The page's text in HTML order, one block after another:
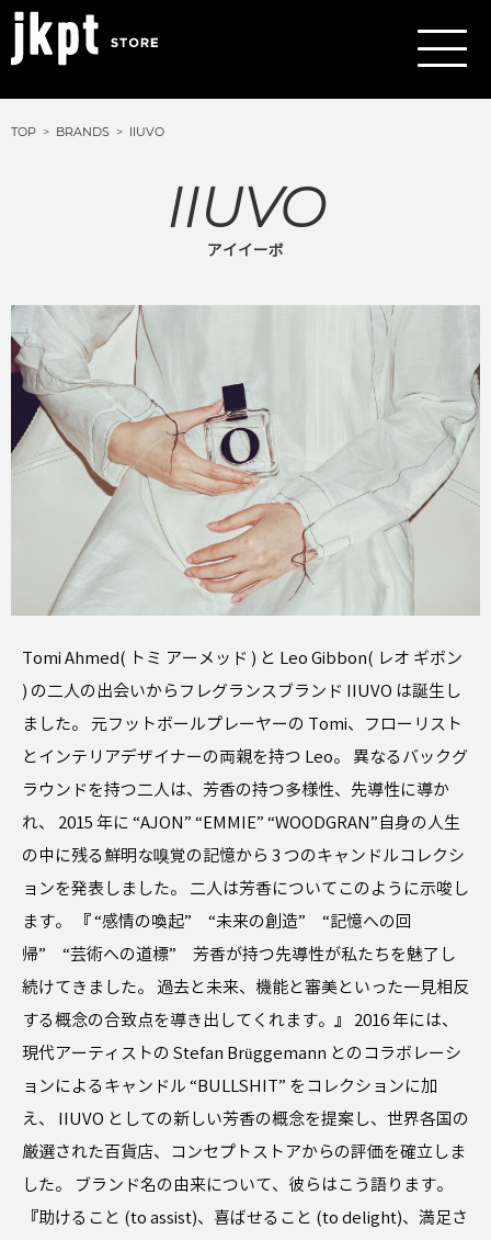
TOP BRANDS IIUVO
IIUVO
アイイーボ
Tomi Ahmed( トミ アーメッド ) と Leo Gibbon( レオ ギボン
) の二人の出会いからフレグランスブランド IIUVO は誕生し
ました。 元フットボールプレーヤーの Tomi、フローリスト
とインテリアデザイナーの両親を持つ Leo。 異なるバックグ
ラウンドを持つ二人は、芳香の持つ多様性、先導性に導か
れ、 2015 年に “AJON” “EMMIE” “WOODGRAN”自身の人生
の中に残る鮮明な嗅覚の記憶から 3 つのキャンドルコレクシ
ョンを発表しました。 二人は芳香についてこのように示唆し
ます。 『 “感情の喚起” “未来の創造” “記憶への回
帰” “芸術への道標” 芳香が持つ先導性が私たちを魅了し
続けてきました。 過去と未来、機能と審美といった一見相反
する概念の合致点を導き出してくれます。』 2016 年には、
現代アーティストの Stefan Brüggemann とのコラボレーシ
ョンによるキャンドル “BULLSHIT” をコレクションに加
え、 IIUVO としての新しい芳香の概念を提案し、世界各国の
厳選された百貨店、コンセプトストアからの評価を確立しま
した。 ブランド名の由来について、彼らはこう語ります。
『助けること (to assist)、喜ばせること (to delight)、満足さ